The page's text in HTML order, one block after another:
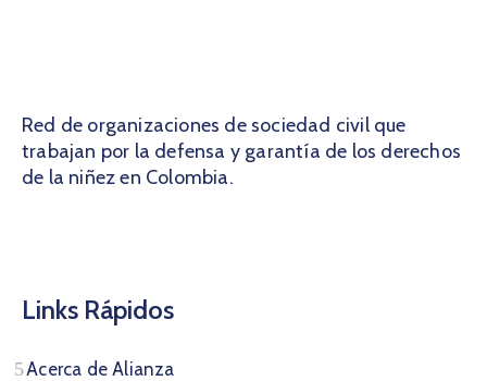
Red de organizaciones de sociedad civil que
trabajan por la defensa y garantía de los derechos
de la niñez en Colombia.
Links Rápidos
Acerca de Alianza